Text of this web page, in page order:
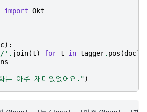
import Okt
):
' . join(t) for t in tagger. pos (doc)]
는 아주 재미있었어요.")